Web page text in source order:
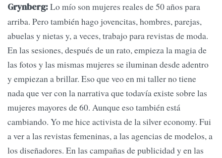
Grynberg:Lo mío son mujeres reales de 50 años para
arriba. Pero también hago jovencitas, hombres, parejas,
abuelas y nietas y, a veces, trabajo para revistas de moda.
En las sesiones, después de un rato, empieza la magia de
las fotos y las mismas mujeres se iluminan desde adentro
y empiezan a brillar. Eso que veo en mi taller no tiene
nada que ver con la narrativa que todavía existe sobre las
mujeres mayores de 60. Aunque eso también está
cambiando. Yo me hice activista de la silver economy. Fui
a ver a las revistas femeninas, a las agencias de modelos, a
los diseñadores. En las campañas de publicidad y en las